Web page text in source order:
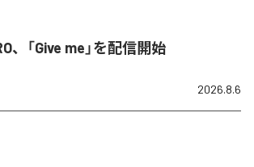
、「Give me」を配信開始
2026.8.6